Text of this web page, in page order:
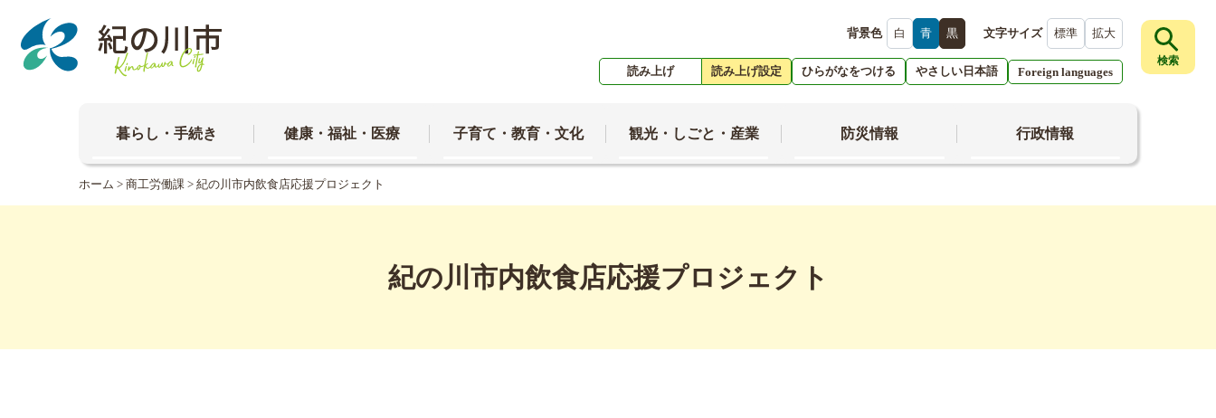
背景色 白 青 黒 文字サイズ 標準 拡大
読み上げ 読み上げ設定 ひらがなをつける やさしい日本語 Foreign languages
検索
暮らし・手続き 健康・福祉・医療 子育て・教育・文化 観光・しごと・産業 防災情報 行政情報
ホーム > 商工労働課 > 紀の川市内飲食店応援プロジェクト
紀の川市内飲食店応援プロジェクト